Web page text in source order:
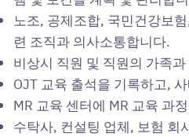
노조, 공제조합, 국민건강보
련 조직과 의사소통합니다.
비상시 직원 및 직원의 가족
OJT 교육 출석을 기록하고,
MR 교육 센터에 MR 교육 과
수탁사, 컨설팅 업체, 보험 회